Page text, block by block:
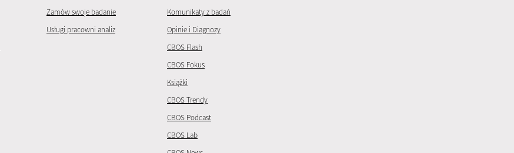
Zamów swoje badanie
Usługi pracowni analiz
Komunikaty z badań
Opinie i Diagnozy
CBOS Flash
CBOS Fokus
Książki
CBOS Trendy
CBOS Podcast
CBOS Lab